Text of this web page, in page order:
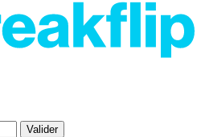
Valider